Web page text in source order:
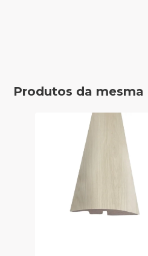
Produtos da